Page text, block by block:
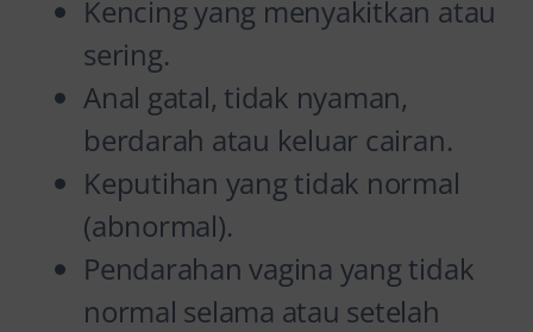
Kencing yang menyakitkan atau
sering.
Anal gatal, tidak nyaman,
berdarah atau keluar cairan.
Keputihan yang tidak normal
(abnormal).
Pendarahan vagina yang tidak
normal selama atau setelah